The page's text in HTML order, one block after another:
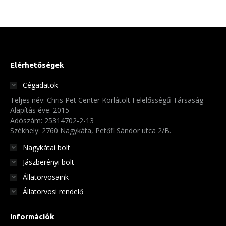
Elérhetőségek
Cégadatok
Teljes név: Chris Pet Center Korlátolt Felelősségű Társaság
Alapítás éve: 2015
Adószám: 25314702-2-13
Székhely: 2760 Nagykáta, Petőfi Sándor utca 2/B.
Nagykátai bolt
Jászberényi bolt
Állatorvosaink
Állatorvosi rendelő
Információk